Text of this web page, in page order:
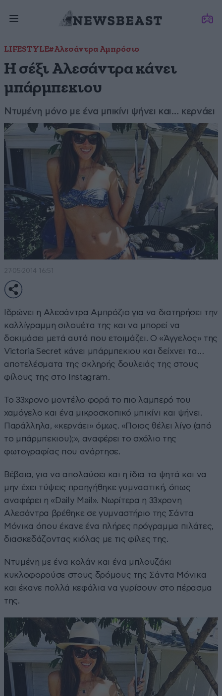
LIFESTYLE#Αλεσάντρα Αμπρόσιο
Η σέξι Αλεσάντρα κάνει
μπάρμπεκιου
Ντυμένη μόνο με ένα μπικίνι ψήνει και… κερνάει
27·05·2014 16:51
Ιδρώνει η Αλεσάντρα Αμπρόζιο για να διατηρήσει την
καλλίγραμμη σιλουέτα της και να μπορεί να
δοκιμάσει μετά αυτά που ετοιμάζει. Ο «Άγγελος» της
Victoria Secret κάνει μπάρμπεκιου και δείχνει τα…
αποτελέσματα της σκληρής δουλειάς της στους
φίλους της στο Instagram.
Το 33χρονο μοντέλο φορά το πιο λαμπερό του
χαμόγελο και ένα μικροσκοπικό μπικίνι και ψήνει.
Παράλληλα, «κερνάει» όμως. «Ποιος θέλει λίγο (από
το μπάρμπεκιου);», αναφέρει το σχόλιο της
φωτογραφίας που ανάρτησε.
Βέβαια, για να απολαύσει και η ίδια τα ψητά και να
μην έχει τύψεις προηγήθηκε γυμναστική, όπως
αναφέρει η «Daily Mail». Νωρίτερα η 33χρονη
Αλεσάντρα βρέθηκε σε γυμναστήριο της Σάντα
Μόνικα όπου έκανε ένα πλήρες πρόγραμμα πιλάτες,
διασκεδάζοντας κιόλας με τις φίλες της.
Ντυμένη με ένα κολάν και ένα μπλουζάκι
κυκλοφορούσε στους δρόμους της Σάντα Μόνικα
και έκανε πολλά κεφάλια να γυρίσουν στο πέρασμα
της.